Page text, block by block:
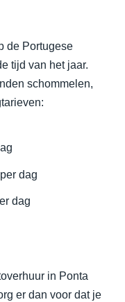
de Portugese
tijd van het jaar.
schommelen,
dag
dag
in Ponta
er dan voor dat je